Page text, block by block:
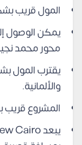
المول قريب
يمكن الوصول
محور محمد
يقترب المول
والألمانية.
المشروع قريب